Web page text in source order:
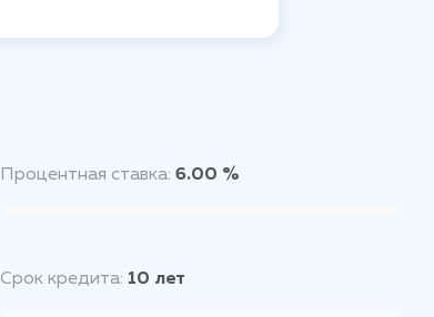
Процентная ставка:6.00 %
Срок кредита: 10 лет